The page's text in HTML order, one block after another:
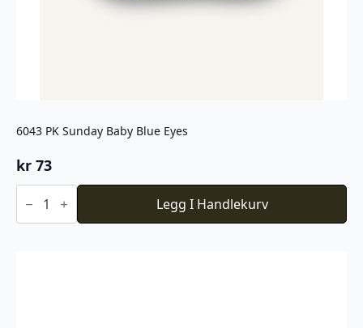
6043 PK Sunday Baby Blue Eyes
kr 73
6043
PK
Baby
Legg I Handlekurv